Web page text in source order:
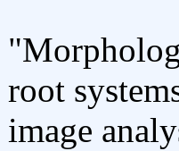
root
image